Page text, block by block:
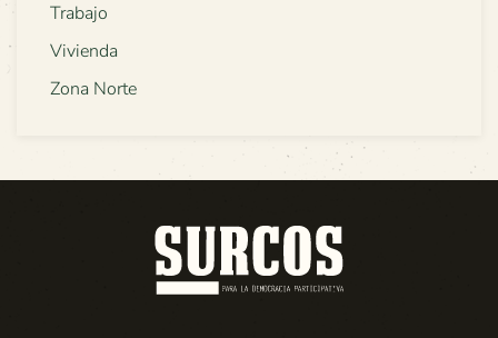
Trabajo
Vivienda
Zona Norte